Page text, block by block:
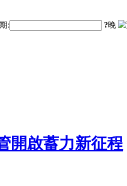
: ?晚
開啟蓄力新征程